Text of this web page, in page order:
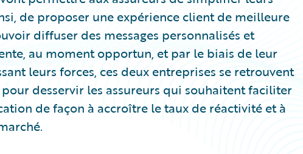
de proposer une expérience client de meilleure
diffuser des messages personnalisés et
au moment opportun, et par le biais de leur
leurs forces, ces deux entreprises se retrouvent
desservir les assureurs qui souhaitent faciliter
de façon à accroître le taux de réactivité et à